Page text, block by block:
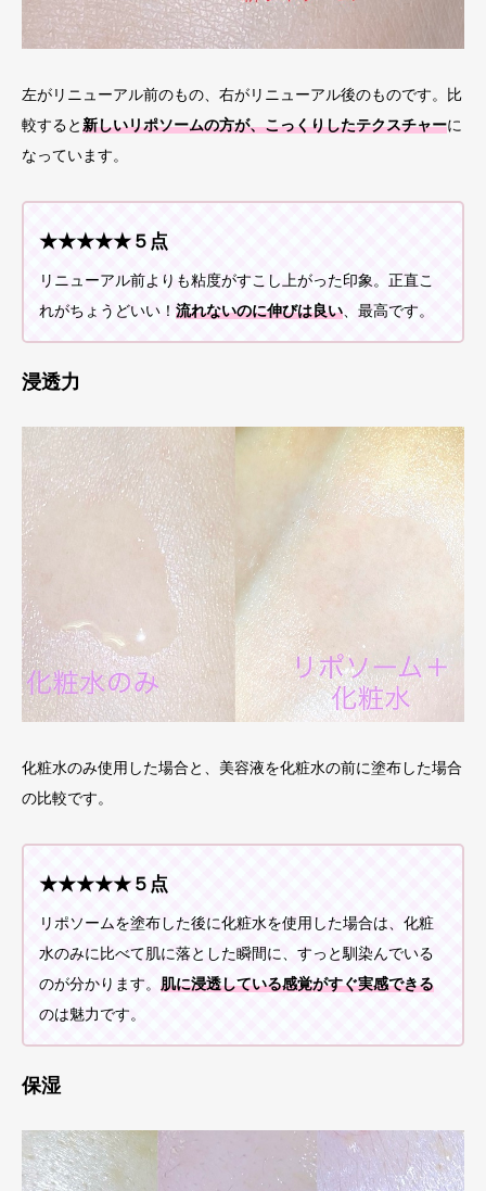
左がリニューアル前のもの、右がリニューアル後のものです。比
較すると新しいリポソームの方が、こっくりしたテクスチャーに
なっています。
★★★★★５点
リニューアル前よりも粘度がすこし上がった印象。正直こ
れがちょうどいい！ 流れないのに伸びは良い 、最高です。
浸透力
化粧水のみ使用した場合と、美容液を化粧水の前に塗布した場合
の比較です。
★★★★★５点
リポソームを塗布した後に化粧水を使用した場合は、化粧
水のみに比べて肌に落とした瞬間に、すっと馴染んでいる
のが分かります。 肌に浸透している感覚がすぐ実感できる
のは魅力です。
保湿